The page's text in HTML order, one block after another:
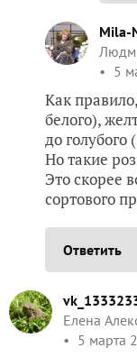
Mila-
5
Как
белого),
до голубого
Но такие
Это скорее
сортового
Ответить
Елена
5 марта